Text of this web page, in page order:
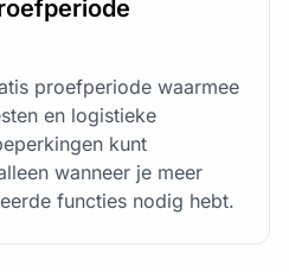
proefperiode waarmee
en logistieke
kunt
wanneer je meer
functies nodig hebt.